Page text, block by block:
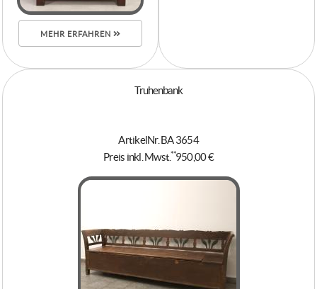
MEHR ERFAHREN
Truhenbank
ArtikelNr. BA 3654
Preis inkl. Mwst.**950,00 €